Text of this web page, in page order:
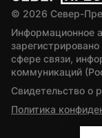
© 2026 Север-
Информационное
сфере связи,
коммуникаций
Свидетельство о
Политика